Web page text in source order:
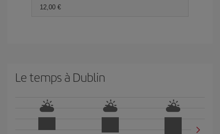
12,00 €
Le temps à Dublin